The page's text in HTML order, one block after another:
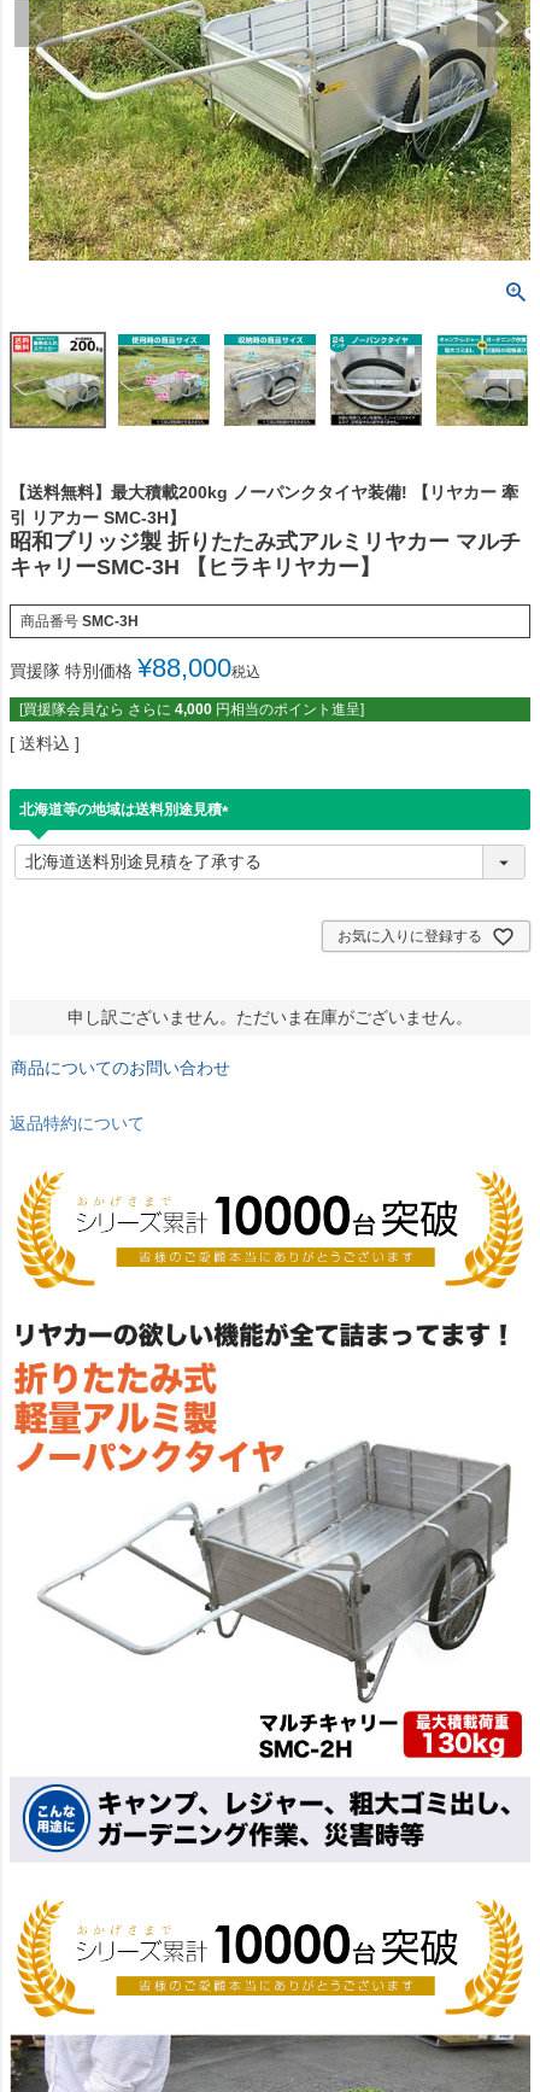
【送料無料】最大積載200kg ノーパンクタイヤ装備! 【リヤカー 牽
引 リアカー SMC-3H】
昭和ブリッジ製 折りたたみ式アルミリヤカー マルチ
キャリーSMC-3H 【ヒラキリヤカー】
商品番号 SMC-3H
買援隊 特別価格 ¥88,000税込
[買援隊会員なら さらに 4,000 円相当のポイント進呈]
送料込
北海道等の地域は送料別途見積
必
須
お気に入りに登録する
申し訳ございません。ただいま在庫がございません。
商品についてのお問い合わせ
返品特約について